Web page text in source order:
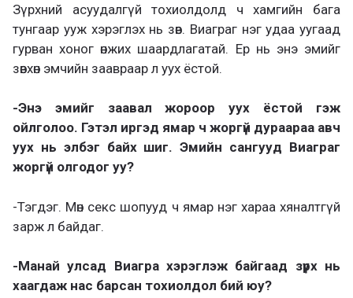
Зүрхний асуудалгүй тохиолдолд ч хамгийн бага
тунгаар ууж хэрэглэх нь зөв. Виаграг нэг удаа уугаад
гурван хоног өнжих шаардлагатай. Ер нь энэ эмийг
зөвхөн эмчийн заавраар л уух ёстой.
-Энэ эмийг заавал жороор уух ёстой гэж
ойлголоо. Гэтэл иргэд ямар ч жоргүй дураараа авч
уух нь элбэг байх шиг. Эмийн сангууд Виаграг
жоргүй олгодог уу?
-Тэгдэг. Мөн секс шопууд ч ямар нэг хараа хяналтгүй
зарж л байдаг.
-Манай улсад Виагра хэрэглэж байгаад зүрх нь
хаагдаж нас барсан тохиолдол бий юу?